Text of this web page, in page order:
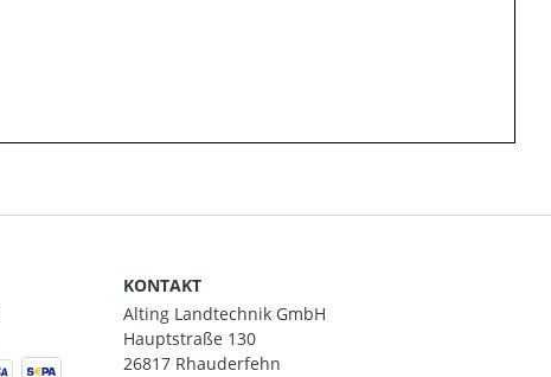
KONTAKT
Alting Landtechnik GmbH
Hauptstraße 130
26817 Rhauderfehn